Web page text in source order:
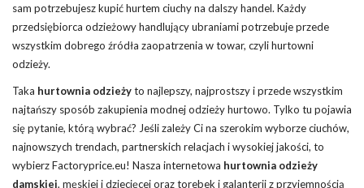
sam potrzebujesz kupić hurtem ciuchy na dalszy handel. Każdy
przedsiębiorca odzieżowy handlujący ubraniami potrzebuje przede
wszystkim dobrego źródła zaopatrzenia w towar, czyli hurtowni
odzieży.
Taka hurtownia odzieżyto najlepszy, najprostszy i przede wszystkim
najtańszy sposób zakupienia modnej odzieży hurtowo. Tylko tu pojawia
się pytanie, którą wybrać? Jeśli zależy Ci na szerokim wyborze ciuchów,
najnowszych trendach, partnerskich relacjach i wysokiej jakości, to
wybierz Factoryprice.eu! Nasza internetowa hurtownia odzieży
damskiej, męskiej i dziecięcej oraz torebek i galanterii z przyjemnością